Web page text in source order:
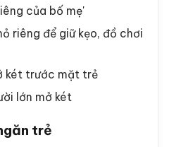
của bố mẹ'
riêng để giữ kẹo, đồ chơi
két trước mặt trẻ
lớn mở két
trẻ